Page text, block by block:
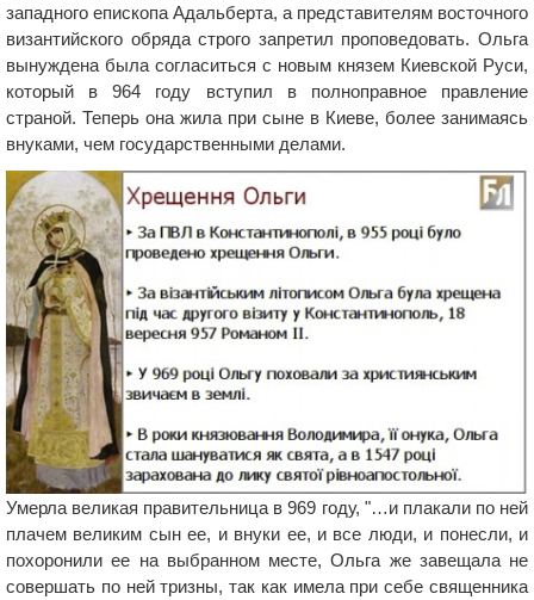
западного епископа Адальберта, а представителям восточного
византийского обряда строго запретил проповедовать. Ольга
вынуждена была согласиться с новым князем Киевской Руси,
который в 964 году вступил в полноправное правление
страной. Теперь она жила при сыне в Киеве, более занимаясь
внуками, чем государственными делами.
Умерла великая правительница в 969 году, "…и плакали по ней
плачем великим сын ее, и внуки ее, и все люди, и понесли, и
похоронили ее на выбранном месте, Ольга же завещала не
совершать по ней тризны, так как имела при себе священника